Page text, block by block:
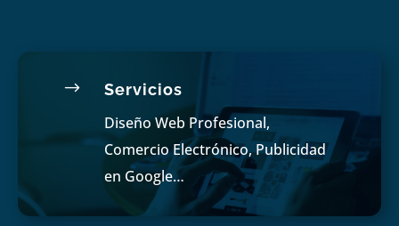
$ Servicios
Diseño Web Profesional,
Comercio Electrónico, Publicidad
en Google…